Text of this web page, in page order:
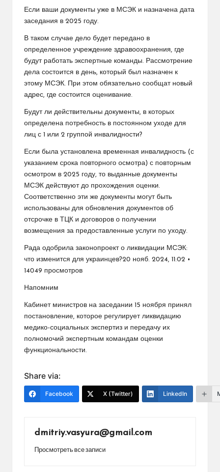
Если ваши документы уже в МСЭК и назначена дата
заседания в 2025 году.
В таком случае дело будет передано в
определенное учреждение здравоохранения, где
будут работать экспертные команды. Рассмотрение
дела состоится в день, который был назначен к
этому МСЭК. При этом обязательно сообщат новый
адрес, где состоится оценивание.
Будут ли действительны документы, в которых
определена потребность в постоянном уходе для
лиц с 1 или 2 группой инвалидности?
Если была установлена временная инвалидность (с
указанием срока повторного осмотра) с повторным
осмотром в 2025 году, то выданные документы
МСЭК действуют до прохождения оценки.
Соответственно эти же документы могут быть
использованы для обновления документов об
отсрочке в ТЦК и договоров о получении
возмещения за предоставленные услуги по уходу.
Рада одобрила законопроект о ликвидации МСЭК:
что изменится для украинцев?20 нояб. 2024, 11:02 •
14049 просмотров
Напомним
Кабинет министров на заседании 15 ноября принял
постановление, которое регулирует ликвидацию
медико-социальных экспертиз и передачу их
полномочий экспертным командам оценки
функциональности.
Share via:
Facebook X (Twitter) LinkedIn
dmitriy.vasyura@gmail.com
Просмотреть все записи